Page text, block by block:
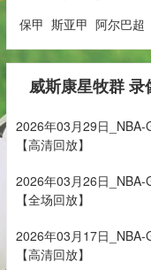
保甲 斯亚甲 阿尔巴超
威斯康星牧群 录
2026年03月29日_NBA-
【高清回放】
2026年03月26日_NBA-
【全场回放】
2026年03月17日_NBA-
【高清回放】